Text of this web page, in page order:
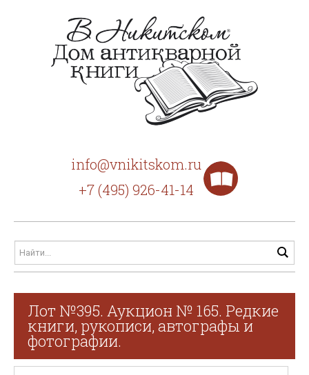
info@vnikitskom.ru
+7 (495) 926-41-14
Лот №395. Аукцион № 165. Редкие
книги, рукописи, автографы и
фотографии.